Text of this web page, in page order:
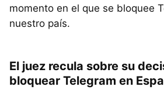
momento en el que se bloquee
nuestro país.
El juez recula sobre su
bloquear Telegram en